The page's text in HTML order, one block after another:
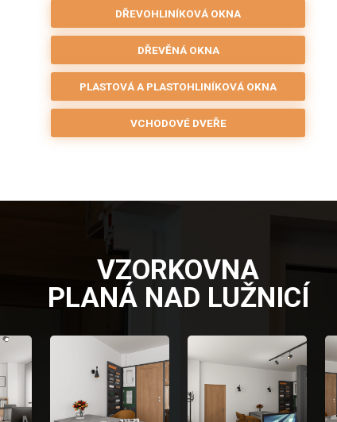
DŘEVOHLINÍKOVÁ OKNA
DŘEVĚNÁ OKNA
PLASTOVÁ A PLASTOHLINÍKOVÁ OKNA
VCHODOVÉ DVEŘE
VZORKOVNA
PLANÁ NAD LUŽNICÍ